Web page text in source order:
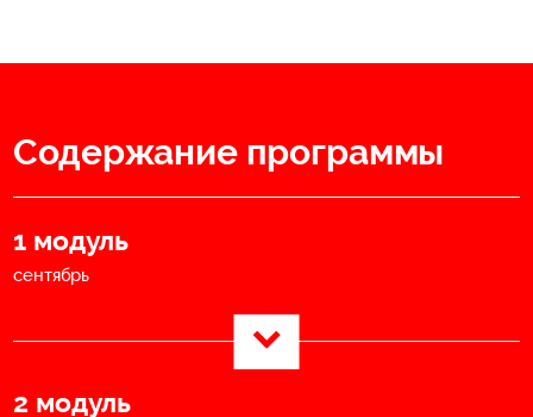
Содержание программы
1 модуль
сентябрь
2 модуль